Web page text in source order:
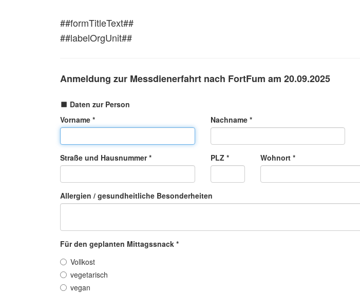
##formTitleText##
##labelOrgUnit##
Anmeldung zur Messdienerfahrt nach FortFum am 20.09.2025
Daten zur Person
Vorname *
Nachname *
Straße und Hausnummer * PLZ * Wohnort *
Allergien / gesundheitliche Besonderheiten
Für den geplanten Mittagssnack *
Vollkost
vegetarisch
vegan